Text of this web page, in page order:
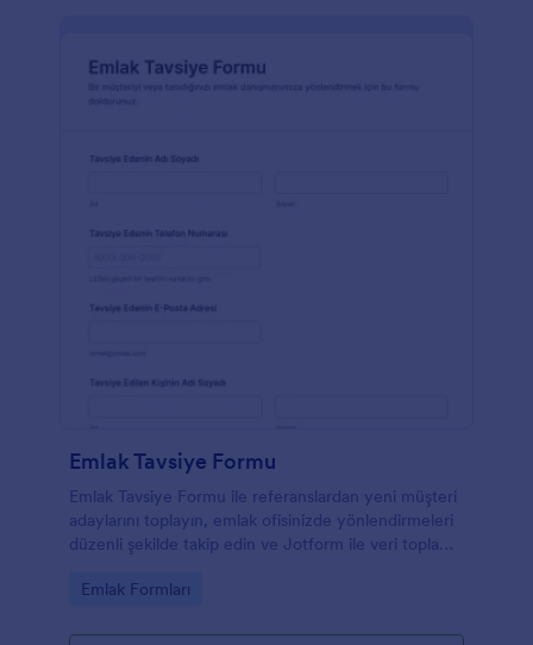
Emlak Tavsiye Formu
Emlak Tavsiye Formu ile referanslardan yeni müşteri
adaylarını toplayın, emlak ofisinizde yönlendirmeleri
düzenli şekilde takip edin ve Jotform ile veri toplama
Go to Category:
Emlak Formları